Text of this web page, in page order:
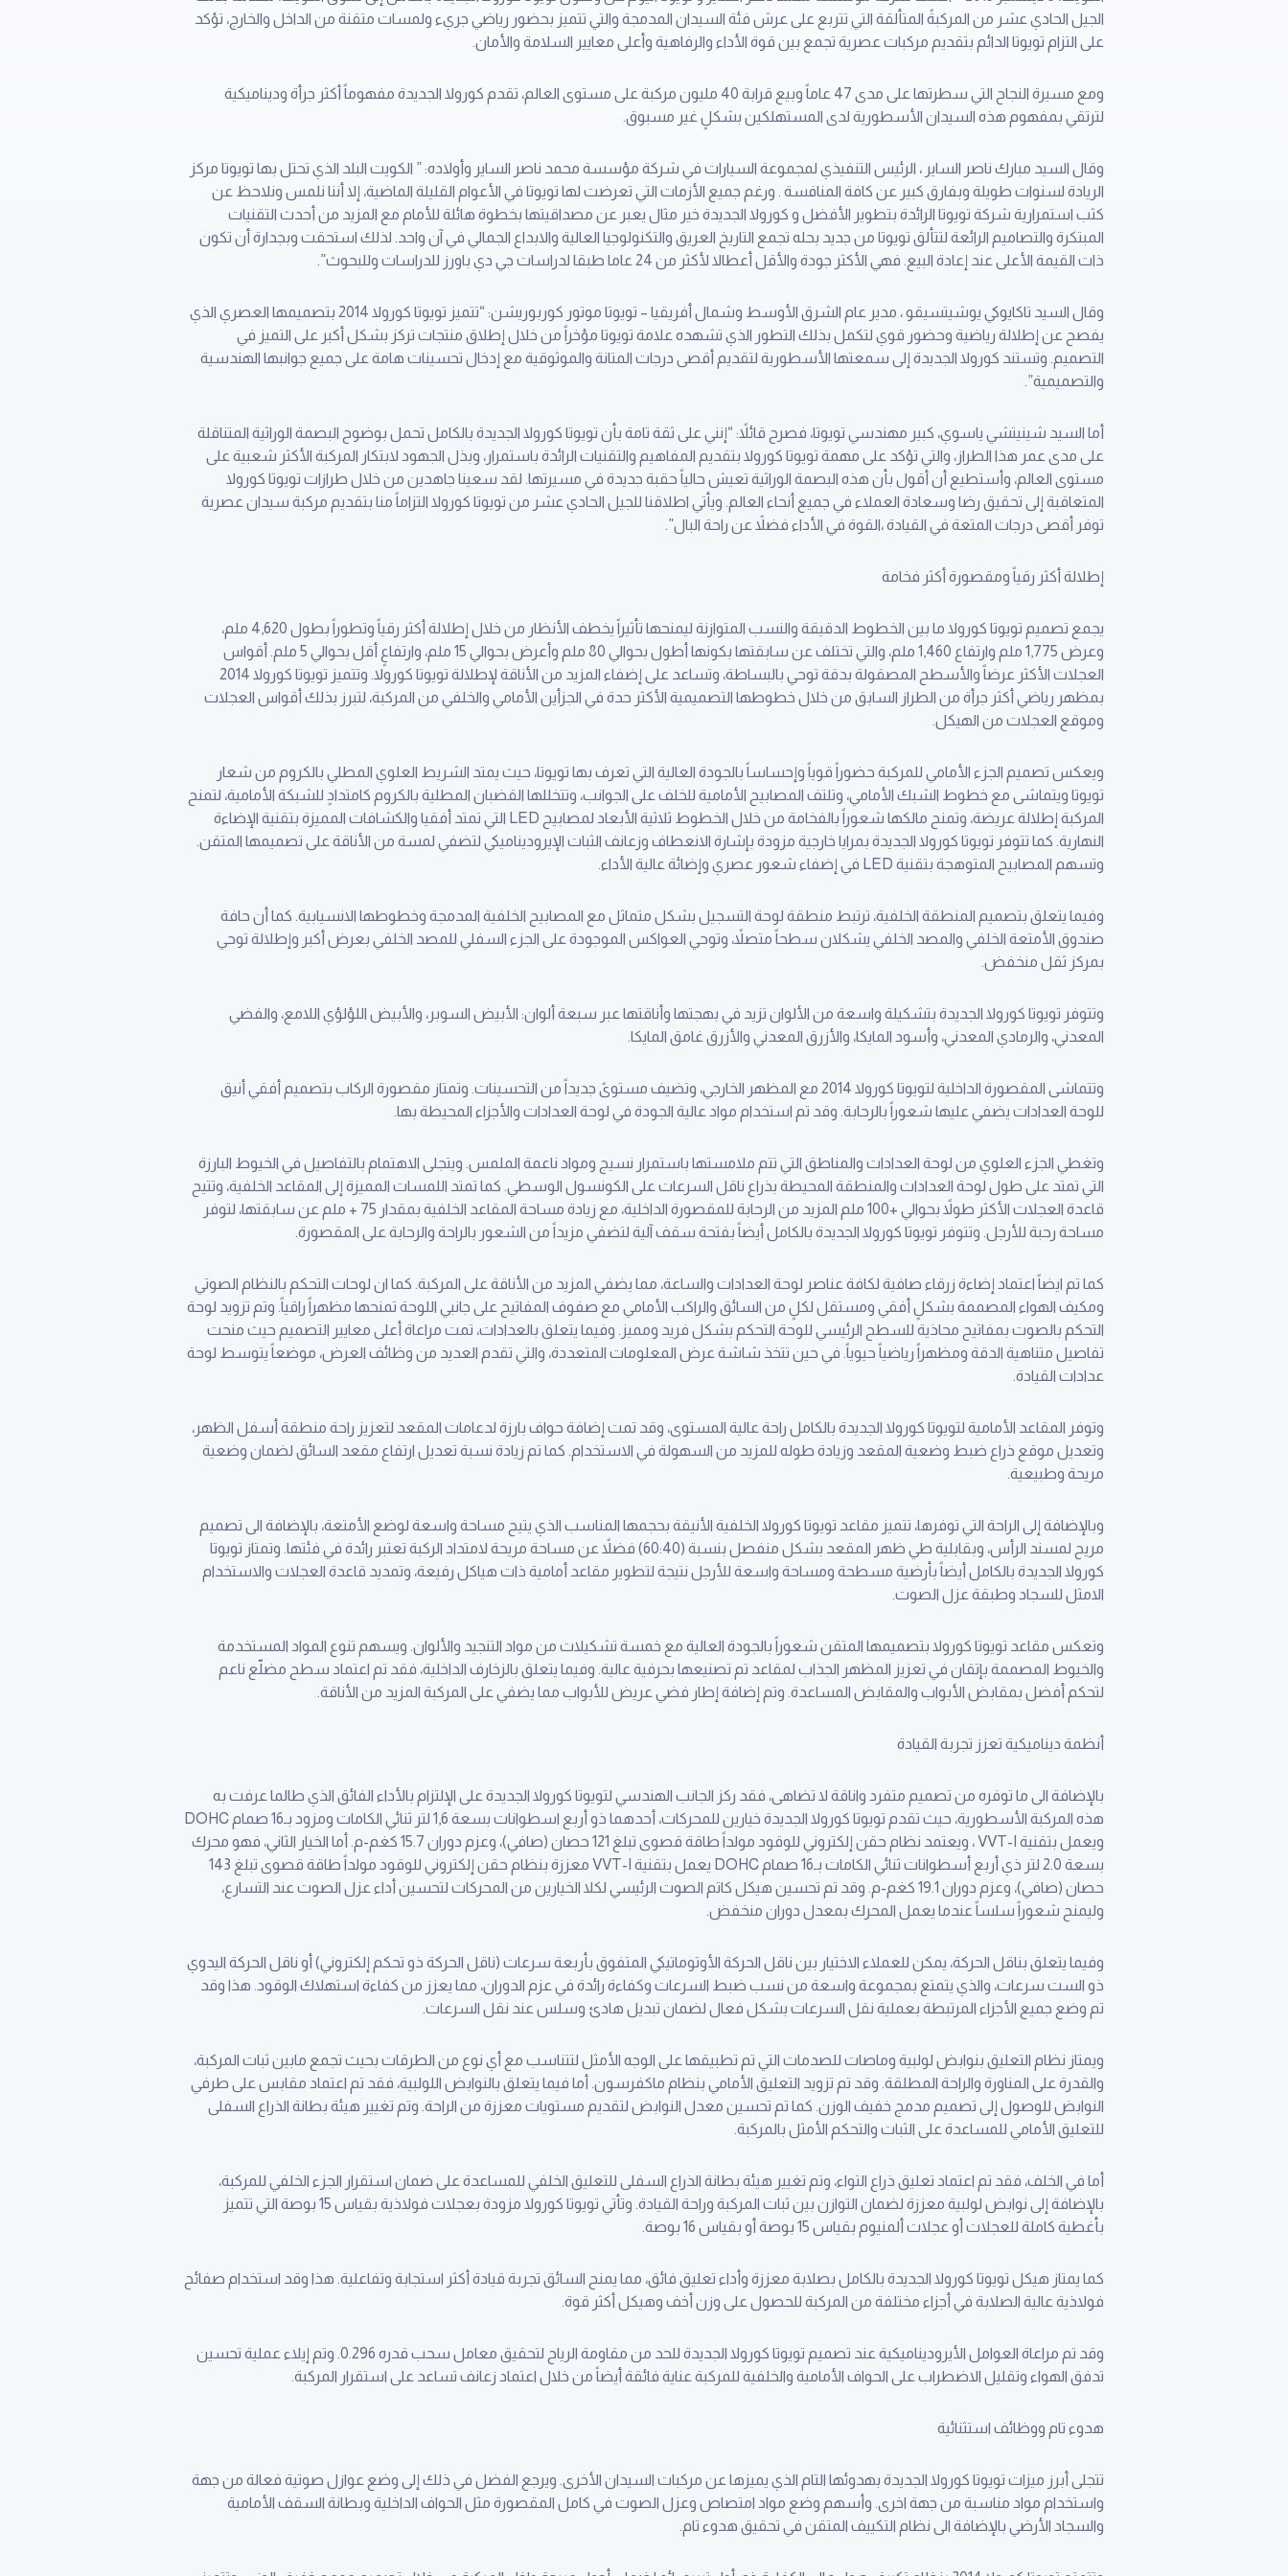
الجيل الحادي عشر من المركبةً المتألقة التي تتربع على عرش فئة السيدان المدمجة والتي تتميز بحضور رياضي جريء ولمسات متقنة من الداخل والخارج، تؤكد
على التزام تويوتا الدائم بتقديم مركبات عصرية تجمع بين قوة الأداء والرفاهية وأعلى معايير السلامة والأمان.
ومع مسيرة النجاح التي سطرتها على مدى 47 عاماً وبيع قرابة 40 مليون مركبة على مستوى العالم، تقدم كورولا الجديدة مفهوماً أكثر جرأة وديناميكية
لترتقي بمفهوم هذه السيدان الأسطورية لدى المستهلكين بشكلٍ غير مسبوق.
وقال السيد مبارك ناصر الساير ، الرئيس التنفيذي لمجموعة السيارات في شركة مؤسسة محمد ناصر الساير وأولاده: ” الكويت البلد الذي تحتل بها تويوتا مركز
الريادة لسنوات طويلة وبفارق كبير عن كافة المنافسة . ورغم جميع الأزمات التي تعرضت لها تويوتا في الأعوام القليلة الماضية، إلا أننا نلمس ونلاحظ عن
كثب استمرارية شركة تويوتا الرائدة بتطوير الأفضل و كورولا الجديدة خير مثال يعبر عن مصداقيتها بخطوة هائلة للأمام مع المزيد من أحدث التقنيات
المبتكرة والتصاميم الرائعة لتتألق تويوتا من جديد بحله تجمع التاريخ العريق والتكنولوجيا العالية والابداع الجمالي في آن واحد. لذلك استحقت وبجدارة أن تكون
ذات القيمة الأعلى عند إعادة البيع. فهي الأكثر جودة والأقل أعطالا لأكثر من 24 عاما طبقا لدراسات جي دي باورز للدراسات وللبحوث”.
وقال السيد تاكايوكي يوشيتسيقو ، مدير عام الشرق الأوسط وشمال أفريقيا – تويوتا موتور كوربوريشن: “تتميز تويوتا كورولا 2014 بتصميمها العصري الذي
يفصح عن إطلالة رياضية وحضور قوي لتكمل بذلك التطور الذي تشهده علامة تويوتا مؤخراً من خلال إطلاق منتجات تركز بشكل أكبر على التميز في
التصميم. وتستند كورولا الجديدة إلى سمعتها الأسطورية لتقديم أقصى درجات المتانة والموثوقية مع إدخال تحسينات هامة على جميع جوانبها الهندسية
والتصميمية”.
أما السيد شينيتشي ياسوي، كبير مهندسي تويوتا، فصرح قائلاً: “إنني على ثقة تامة بأن تويوتا كورولا الجديدة بالكامل تحمل بوضوح البصمة الوراثية المتناقلة
على مدى عمر هذا الطراز، والتي تؤكد على مهمة تويوتا كورولا بتقديم المفاهيم والتقنيات الرائدة باستمرار، وبذل الجهود لابتكار المركبة الأكثر شعبية على
مستوى العالم، وأستطيع أن أقول بأن هذه البصمة الوراثية تعيش حالياً حقبة جديدة في مسيرتها. لقد سعينا جاهدين من خلال طرازات تويوتا كورولا
المتعاقبة إلى تحقيق رضا وسعادة العملاء في جميع أنحاء العالم. ويأتي اطلاقنا للجيل الحادي عشر من تويوتا كورولا التزاماً منا بتقديم مركبة سيدان عصرية
توفر أقصى درجات المتعة في القيادة ،القوة في الأداء فضلاً عن راحة البال”.
إطلالة أكثر رقياً ومقصورة أكثر فخامة
يجمع تصميم تويوتا كورولا ما بين الخطوط الدقيقة والنسب المتوازنة ليمنحها تأثيراً يخطف الأنظار من خلال إطلالة أكثر رقياً وتطوراً بطول 4,620 ملم،
وعرض 1,775 ملم وارتفاع 1,460 ملم، والتي تختلف عن سابقتها بكونها أطول بحوالي 80 ملم وأعرض بحوالي 15 ملم، وارتفاعٍ أقل بحوالي 5 ملم. أقواس
العجلات الأكثر عرضاً والأسطح المصقولة بدقة توحي بالبساطة، وتساعد على إضفاء المزيد من الأناقة لإطلالة تويوتا كورولا. وتتميز تويوتا كورولا 2014
بمظهر رياضي أكثر جرأة من الطراز السابق من خلال خطوطها التصميمية الأكثر حدة في الجزأين الأمامي والخلفي من المركبة، لتبرز بذلك أقواس العجلات
وموقع العجلات من الهيكل.
ويعكس تصميم الجزء الأمامي للمركبة حضوراً قوياً وإحساساً بالجودة العالية التي تعرف بها تويوتا، حيث يمتد الشريط العلوي المطلي بالكروم من شعار
تويوتا ويتماشى مع خطوط الشبك الأمامي، وتلتف المصابيح الأمامية للخلف على الجوانب، وتتخللها القضبان المطلية بالكروم كامتدادٍ للشبكة الأمامية، لتمنح
المركبة إطلالة عريضة، وتمنح مالكها شعوراً بالفخامة من خلال الخطوط ثلاثية الأبعاد لمصابيح LED التي تمتد أفقيا والكشافات المميزة بتقنية الإضاءة
النهارية. كما تتوفر تويوتا كورولا الجديدة بمرايا خارجية مزودة بإشارة الانعطاف وزعانف الثبات الإيروديناميكي لتضفي لمسة من الأناقة على تصميمها المتقن.
وتسهم المصابيح المتوهجة بتقنية LED في إضفاء شعور عصري وإضائة عالية الأداء.
وفيما يتعلق بتصميم المنطقة الخلفية، ترتبط منطقة لوحة التسجيل بشكل متماثل مع المصابيح الخلفية المدمجة وخطوطها الانسيابية. كما أن حافة
صندوق الأمتعة الخلفي والمصد الخلفي يشكلان سطحاً متصلاً، وتوحي العواكس الموجودة على الجزء السفلي للمصد الخلفي بعرض أكبر وإطلالة توحي
بمركز ثقل منخفض.
وتتوفر تويوتا كورولا الجديدة بتشكيلة واسعة من الألوان تزيد في بهجتها وأناقتها عبر سبعة ألوان: الأبيض السوبر، والأبيض اللؤلؤي اللامع، والفضي
المعدني، والرمادي المعدني، وأسود المايكا، والأزرق المعدني والأزرق غامق المايكا.
وتتماشى المقصورة الداخلية لتويوتا كورولا 2014 مع المظهر الخارجي، وتضيف مستوىً جديداً من التحسينات. وتمتاز مقصورة الركاب بتصميم أفقي أنيق
للوحة العدادات يضفي عليها شعوراً بالرحابة. وقد تم استخدام مواد عالية الجودة في لوحة العدادات والأجزاء المحيطة بها.
وتغطي الجزء العلوي من لوحة العدادات والمناطق التي تتم ملامستها باستمرار نسيج ومواد ناعمة الملمس. ويتجلى الاهتمام بالتفاصيل في الخيوط البارزة
التي تمتد على طول لوحة العدادات والمنطقة المحيطة بذراع ناقل السرعات على الكونسول الوسطي. كما تمتد اللمسات المميزة إلى المقاعد الخلفية، وتتيح
قاعدة العجلات الأكثر طولاً بحوالي +100 ملم المزيد من الرحابة للمقصورة الداخلية، مع زيادة مساحة المقاعد الخلفية بمقدار 75 + ملم عن سابقتها، لتوفر
مساحة رحبة للأرجل. وتتوفر تويوتا كورولا الجديدة بالكامل أيضاً بفتحة سقف آلية لتضفي مزيداً من الشعور بالراحة والرحابة على المقصورة.
كما تم ايضاً اعتماد إضاءة زرقاء صافية لكافة عناصر لوحة العدادات والساعة، مما يضفي المزيد من الأناقة على المركبة. كما ان لوحات التحكم بالنظام الصوتي
ومكيف الهواء المصممة بشكلٍ أفقي ومستقل لكلٍ من السائق والراكب الأمامي مع صفوف المفاتيح على جانبي اللوحة تمنحها مظهراً راقياً. وتم تزويد لوحة
التحكم بالصوت بمفاتيح محاذية للسطح الرئيسي للوحة التحكم بشكل فريد ومميز. وفيما يتعلق بالعدادات، تمت مراعاة أعلى معايير التصميم حيث منحت
تفاصيل متناهية الدقة ومظهراً رياضياً حيوياً. في حين تتخذ شاشة عرض المعلومات المتعددة، والتي تقدم العديد من وظائف العرض، موضعاً يتوسط لوحة
عدادات القيادة.
وتوفر المقاعد الأمامية لتويوتا كورولا الجديدة بالكامل راحة عالية المستوى، وقد تمت إضافة حواف بارزة لدعامات المقعد لتعزيز راحة منطقة أسفل الظهر،
وتعديل موقع ذراع ضبط وضعية المقعد وزيادة طوله للمزيد من السهولة في الاستخدام. كما تم زيادة نسبة تعديل ارتفاع مقعد السائق لضمان وضعية
مريحة وطبيعية.
وبالإضافة إلى الراحة التي توفرها، تتميز مقاعد تويوتا كورولا الخلفية الأنيقة بحجمها المناسب الذي يتيح مساحة واسعة لوضع الأمتعة، بالإضافة الى تصميم
مريح لمسند الرأس، وبقابلية طي ظهر المقعد بشكل منفصل بنسبة (60:40) فضلاً عن مساحة مريحة لامتداد الركبة تعتبر رائدة في فئتها. وتمتاز تويوتا
كورولا الجديدة بالكامل أيضاً بأرضية مسطحة ومساحة واسعة للأرجل نتيجة لتطوير مقاعد أمامية ذات هياكل رفيعة، وتمديد قاعدة العجلات والاستخدام
الامثل للسجاد وطبقة عزل الصوت.
وتعكس مقاعد تويوتا كورولا بتصميمها المتقن شعوراً بالجودة العالية مع خمسة تشكيلات من مواد التنجيد والألوان. ويسهم تنوع المواد المستخدمة
والخيوط المصممة بإتقان في تعزيز المظهر الجذاب لمقاعد تم تصنيعها بحرفية عالية. وفيما يتعلق بالزخارف الداخلية، فقد تم اعتماد سطح مضلّع ناعم
لتحكم أفضل بمقابض الأبواب والمقابض المساعدة. وتم إضافة إطار فضي عريض للأبواب مما يضفي على المركبة المزيد من الأناقة.
أنظمة ديناميكية تعزز تجربة القيادة
بالإضافة الى ما توفره من تصميم متفرد واناقة لا تضاهى، فقد ركز الجانب الهندسي لتويوتا كورولا الجديدة على الإلتزام بالأداء الفائق الذي طالما عرفت به
هذه المركبة الأسطورية، حيث تقدم تويوتا كورولا الجديدة خيارين للمحركات، أحدهما ذو أربع اسطوانات بسعة 1,6 لتر ثنائي الكامات ومزود بـ16 صمام DOHC
ويعمل بتقنية VVT-I ، ويعتمد نظام حقن إلكتروني للوقود مولداً طاقة قصوى تبلغ 121 حصان (صافي)، وعزم دوران 15.7 كغم-م. أما الخيار الثاني، فهو محرك
بسعة 2.0 لتر ذي أربع أسطوانات ثنائي الكامات بـ16 صمام DOHC يعمل بتقنية VVT-I معززة بنظام حقن إلكتروني للوقود مولداً طاقة قصوى تبلغ 143
حصان (صافي)، وعزم دوران 19.1 كغم-م. وقد تم تحسين هيكل كاتم الصوت الرئيسي لكلا الخيارين من المحركات لتحسين أداء عزل الصوت عند التسارع،
وليمنح شعوراً سلساً عندما يعمل المحرك بمعدل دوران منخفض.
وفيما يتعلق بناقل الحركة، يمكن للعملاء الاختيار بين ناقل الحركة الأوتوماتيكي المتفوق بأربعة سرعات (ناقل الحركة ذو تحكم إلكتروني) أو ناقل الحركة اليدوي
ذو الست سرعات، والذي يتمتع بمجموعة واسعة من نسب ضبط السرعات وكفاءة رائدة في عزم الدوران، مما يعزز من كفاءة استهلاك الوقود. هذا وقد
تم وضع جميع الأجزاء المرتبطة بعملية نقل السرعات بشكل فعال لضمان تبديل هادئ وسلس عند نقل السرعات.
ويمتاز نظام التعليق بنوابض لولبية وماصات للصدمات التي تم تطبيقها على الوجه الأمثل لتتناسب مع أي نوع من الطرقات بحيث تجمع مابين ثبات المركبة،
والقدرة على المناورة والراحة المطلقة. وقد تم تزويد التعليق الأمامي بنظام ماكفرسون. أما فيما يتعلق بالنوابض اللولبية، فقد تم اعتماد مقابس على طرفي
النوابض للوصول إلى تصميم مدمج خفيف الوزن. كما تم تحسين معدل النوابض لتقديم مستويات معززة من الراحة. وتم تغيير هيئة بطانة الذراع السفلى
للتعليق الأمامي للمساعدة على الثبات والتحكم الأمثل بالمركبة.
أما في الخلف، فقد تم اعتماد تعليق ذراع التواء، وتم تغيير هيئة بطانة الذراع السفلى للتعليق الخلفي للمساعدة على ضمان استقرار الجزء الخلفي للمركبة،
بالإضافة إلى نوابض لولبية معززة لضمان التوازن بين ثبات المركبة وراحة القيادة. وتأتي تويوتا كورولا مزودة بعجلات فولاذية بقياس 15 بوصة التي تتميز
بأغطية كاملة للعجلات أو عجلات ألمنيوم بقياس 15 بوصة أو بقياس 16 بوصة.
كما يمتاز هيكل تويوتا كورولا الجديدة بالكامل بصلابة معززة وأداء تعليق فائق، مما يمنح السائق تجربة قيادة أكثر استجابة وتفاعلية. هذا وقد استخدام صفائح
فولاذية عالية الصلابة في أجزاء مختلفة من المركبة للحصول على وزن أخف وهيكل أكثر قوة.
وقد تم مراعاة العوامل الأيروديناميكية عند تصميم تويوتا كورولا الجديدة للحد من مقاومة الرياح لتحقيق معامل سحب قدره 0.296. وتم إيلاء عملية تحسين
تدفق الهواء وتقليل الاضطراب على الحواف الأمامية والخلفية للمركبة عناية فائقة أيضاً من خلال اعتماد زعانف تساعد على استقرار المركبة.
هدوء تام ووظائف استثنائية
تتجلى أبرز ميزات تويوتا كورولا الجديدة بهدوئها التام الذي يميزها عن مركبات السيدان الأخرى. ويرجع الفضل في ذلك إلى وضع عوازل صوتية فعالة من جهة
واستخدام مواد مناسبة من جهة اخرى. وأسهم وضع مواد امتصاص وعزل الصوت في كامل المقصورة مثل الحواف الداخلية وبطانة السقف الأمامية
والسجاد الأرضي بالإضافة الى نظام التكييف المتقن في تحقيق هدوء تام.